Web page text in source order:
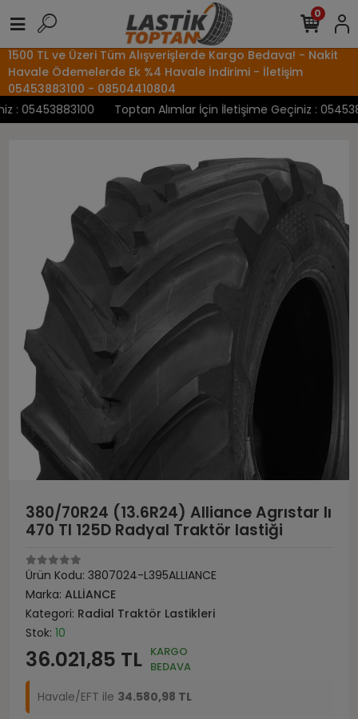
1500 TL ve Üzeri Tüm Alışverişlerde Kargo Bedava! - Nakit
Havale Ödemelerde Ek %4 Havale İndirimi - İletişim
05453883100 - 08504410804
05453883100
Toptan Alımlar İçin İletişime Geçiniz :
0
380/70R24 (13.6R24) Alliance Agrıstar Iı
470 Tl 125D Radyal Traktör lastiği
Ürün Kodu: 3807024-L395ALLIANCE
Marka: ALLİANCE
Kategori: Radial Traktör Lastikleri
Stok: 10
36.021,85 TL KARGO
BEDAVA
Havale/EFT ile 34.580,98 TL